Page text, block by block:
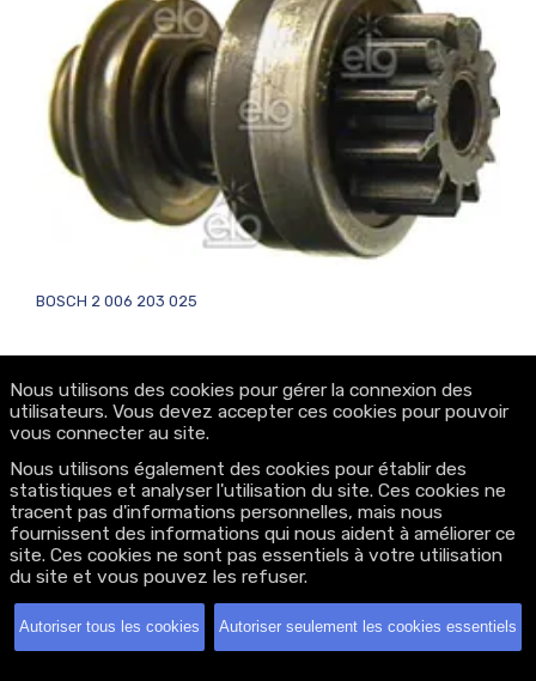
BOSCH 2 006 203 025
Nous utilisons des cookies pour gérer la connexion des
utilisateurs. Vous devez accepter ces cookies pour pouvoir
vous connecter au site.
Nous utilisons également des cookies pour établir des
statistiques et analyser l'utilisation du site. Ces cookies ne
tracent pas d'informations personnelles, mais nous
fournissent des informations qui nous aident à améliorer ce
site. Ces cookies ne sont pas essentiels à votre utilisation
du site et vous pouvez les refuser.
Autoriser tous les cookies Autoriser seulement les cookies essentiels